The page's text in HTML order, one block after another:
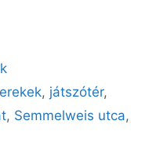
, játszótér,
, Semmelweis utca,